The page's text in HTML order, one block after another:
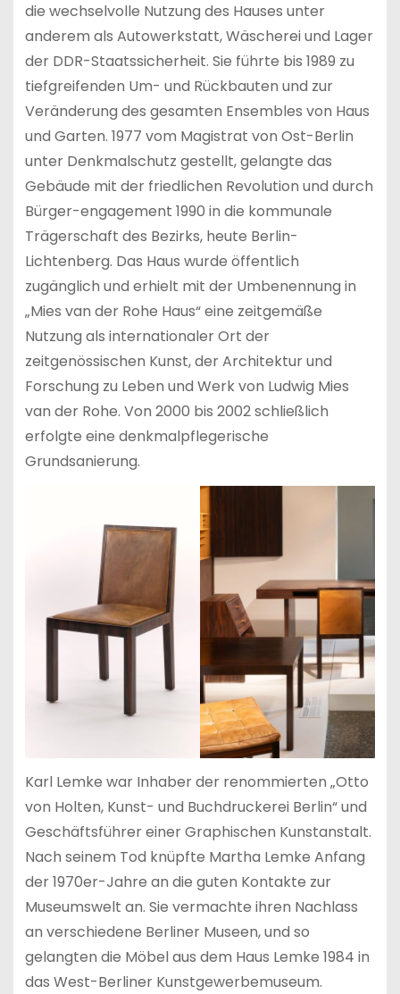
die wechselvolle Nutzung des Hauses unter
anderem als Autowerkstatt, Wäscherei und Lager
der DDR-Staatssicherheit. Sie führte bis 1989 zu
tiefgreifenden Um- und Rückbauten und zur
Veränderung des gesamten Ensembles von Haus
und Garten. 1977 vom Magistrat von Ost-Berlin
unter Denkmalschutz gestellt, gelangte das
Gebäude mit der friedlichen Revolution und durch
Bürger-engagement 1990 in die kommunale
Trägerschaft des Bezirks, heute Berlin-
Lichtenberg. Das Haus wurde öffentlich
zugänglich und erhielt mit der Umbenennung in
„Mies van der Rohe Haus“ eine zeitgemäße
Nutzung als internationaler Ort der
zeitgenössischen Kunst, der Architektur und
Forschung zu Leben und Werk von Ludwig Mies
van der Rohe. Von 2000 bis 2002 schließlich
erfolgte eine denkmalpflegerische
Grundsanierung.
Karl Lemke war Inhaber der renommierten „Otto
von Holten, Kunst- und Buchdruckerei Berlin“ und
Geschäftsführer einer Graphischen Kunstanstalt.
Nach seinem Tod knüpfte Martha Lemke Anfang
der 1970er-Jahre an die guten Kontakte zur
Museumswelt an. Sie vermachte ihren Nachlass
an verschiedene Berliner Museen, und so
gelangten die Möbel aus dem Haus Lemke 1984 in
das West-Berliner Kunstgewerbemuseum.